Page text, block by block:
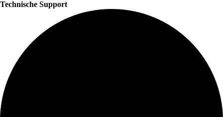
Technische Support